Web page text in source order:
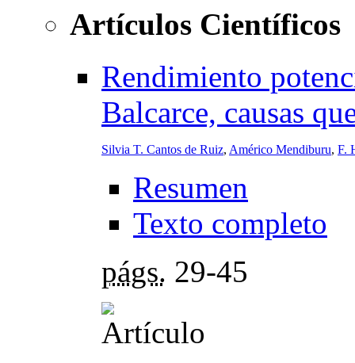
Artículos Científicos
Rendimiento
Balcarce, causas
Silvia T. Cantos de Ruiz, Américo Mendiburu, F.
Resumen
Texto completo
págs. 29-45